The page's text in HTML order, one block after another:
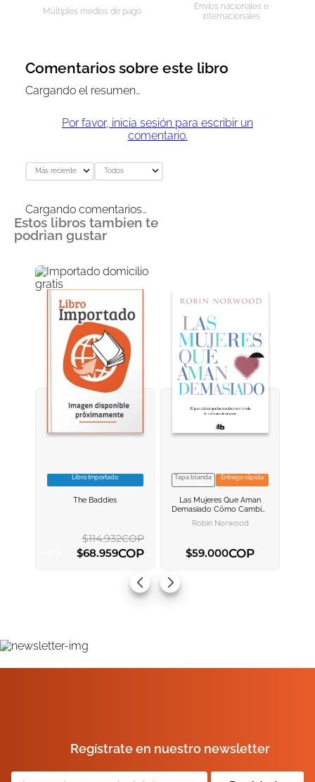
Múltiples medios de pago
Envíos nacionales e
internacionales
Comentarios sobre este libro
Cargando el resumen…
Por favor, inicia sesión para escribir un
comentario.
Más reciente Todos
Cargando comentarios…
Estos libros tambien te
podrian gustar
VER INFORMACION
Libro Importado
The Baddies
$114.932COP
$68.959COP
VER INFORMACION
AGREGAR AL
Tapa blanda Entrega rápida
Las Mujeres Que Aman
Demasiado Cómo Cambiar
Nuestra Manera De Amar Y
Así Dejar De Sufrir
Robin Norwood
$59.000COP
Regístrate en nuestro newsletter